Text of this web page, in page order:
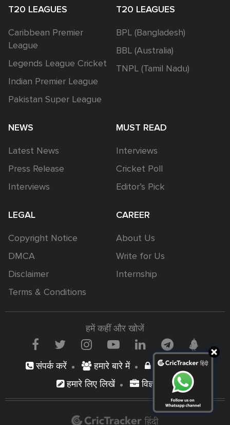
T20 LEAGUES
Caribbean Premier
League
Legends League Cricket
Indian Premier League
Pakistan Super League
T20 LEAGUES
BPL (Bangladesh)
BBL (Australia)
TNPL (Tamil Nadu)
NEWS
Latest News
Press Release
Interviews
MUST READ
Interviews
Cricket Poll
Editor’s Pick
LEGAL
Copyright Notice
DMCA
Disclaimer
Terms & Conditions
CAREER
About Us
Write for Us
Internship
हमें कहीं और खोजें
संपर्क करें हमारे बारे में
निजता नीति
हमारे लिए लिखें
विज्ञापन दें